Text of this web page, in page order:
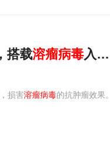
搭载溶瘤病毒入瘤
损害溶瘤病毒的抗肿瘤效果。